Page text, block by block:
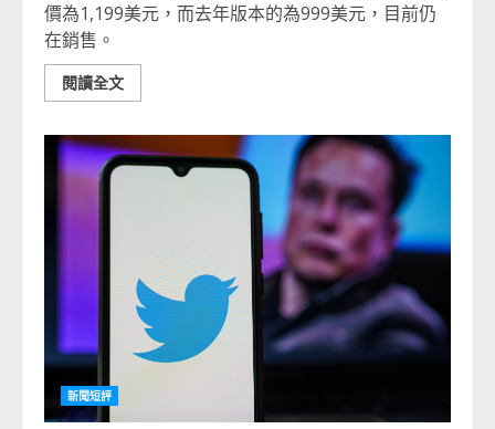
價為1,199美元，而去年版本的為999美元，目前仍
在銷售。
閱讀全文
新聞短評